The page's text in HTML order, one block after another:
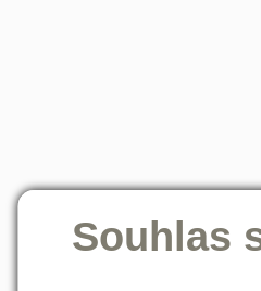
Souhlas